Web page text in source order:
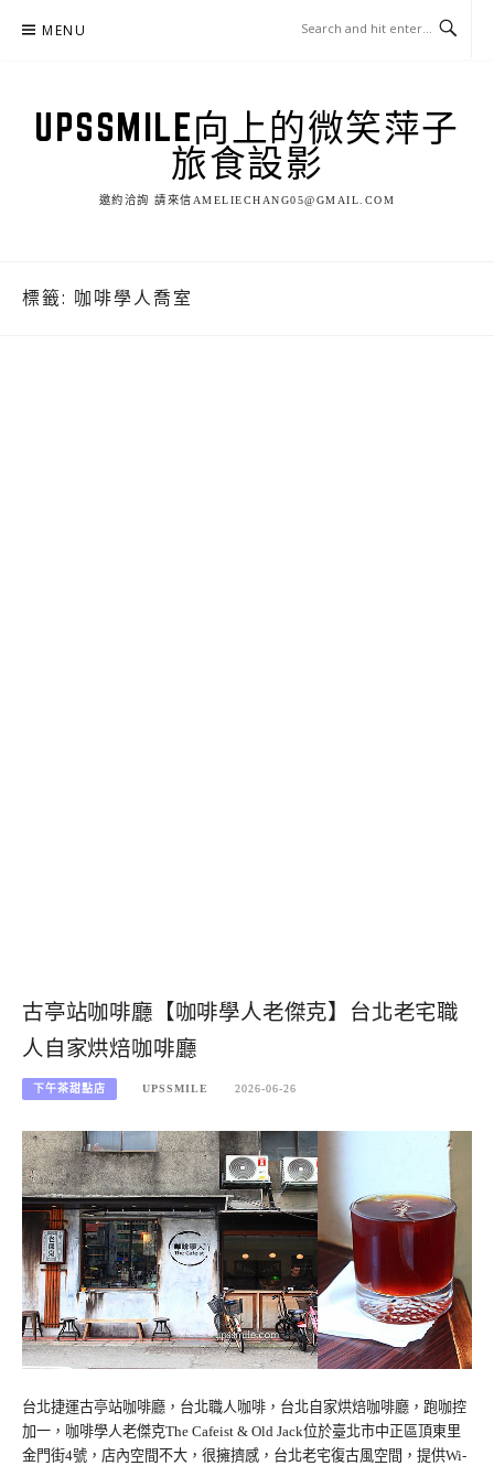
MENU
UPSSMILE向上的微笑萍子
旅食設影
邀約洽詢 請來信AMELIECHANG05@GMAIL.COM
標籤: 咖啡學人喬室
古亭站咖啡廳【咖啡學人老傑克】台北老宅職
人自家烘焙咖啡廳
下午茶甜點店 UPSSMILE 2026-06-26
台北捷運古亭站咖啡廳，台北職人咖啡，台北自家烘焙咖啡廳，跑咖控
加一，咖啡學人老傑克The Cafeist & Old Jack位於臺北市中正區頂東里
金門街4號，店內空間不大，很擁擠感，台北老宅復古風空間，提供Wi-